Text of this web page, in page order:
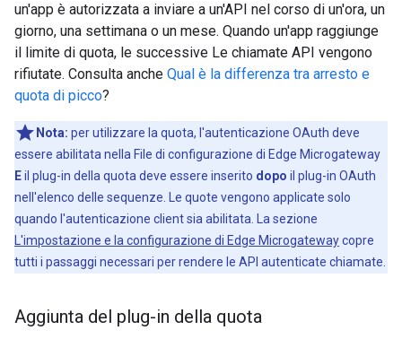
un'app è autorizzata a inviare a un'API nel corso di un'ora, un
giorno, una settimana o un mese. Quando un'app raggiunge
il limite di quota, le successive Le chiamate API vengono
rifiutate. Consulta anche Qual è la differenza tra arresto e
quota di picco?
Nota: per utilizzare la quota, l'autenticazione OAuth deve
essere abilitata nella File di configurazione di Edge Microgateway
Eil plug-in della quota deve essere inserito dopo il plug-in OAuth
nell'elenco delle sequenze. Le quote vengono applicate solo
quando l'autenticazione client sia abilitata. La sezione
L'impostazione e la configurazione di Edge Microgatewaycopre
tutti i passaggi necessari per rendere le API autenticate chiamate.
Aggiunta del plug-in della quota